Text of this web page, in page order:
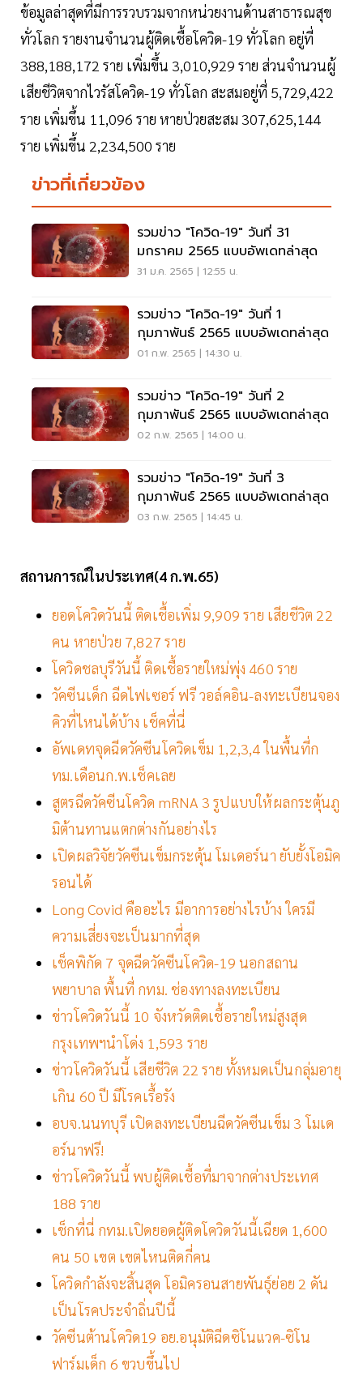
ข้อมูลล่าสุดที่มีการรวบรวมจากหน่วยงานด้านสาธารณสุข
ทั่วโลก รายงานจำนวนผู้ติดเชื้อโควิด-19 ทั่วโลก อยู่ที่
388,188,172 ราย เพิ่มขึ้น 3,010,929 ราย ส่วนจำนวนผู้
เสียชีวิตจากไวรัสโควิด-19 ทั่วโลก สะสมอยู่ที่ 5,729,422
ราย เพิ่มขึ้น 11,096 ราย หายป่วยสะสม 307,625,144
ราย เพิ่มขึ้น 2,234,500 ราย
ข่าวที่เกี่ยวข้อง
รวมข่าว "โควิด-19" วันที่ 31
มกราคม 2565 แบบอัพเดทล่าสุด
31 ม.ค. 2565 | 12:55 น.
รวมข่าว "โควิด-19" วันที่ 1
กุมภาพันธ์ 2565 แบบอัพเดทล่าสุด
01 ก.พ. 2565 | 14:30 น.
รวมข่าว "โควิด-19" วันที่ 2
กุมภาพันธ์ 2565 แบบอัพเดทล่าสุด
02 ก.พ. 2565 | 14:00 น.
รวมข่าว "โควิด-19" วันที่ 3
กุมภาพันธ์ 2565 แบบอัพเดทล่าสุด
03 ก.พ. 2565 | 14:45 น.
สถานการณ์ในประเทศ(4 ก.พ.65)
ยอดโควิดวันนี้ ติดเชื้อเพิ่ม 9,909 ราย เสียชีวิต 22
คน หายป่วย 7,827 ราย
โควิดชลบุรีวันนี้ ติดเชื้อรายใหม่พุ่ง 460 ราย
วัคซีนเด็ก ฉีดไฟเซอร์ ฟรี วอล์คอิน-ลงทะเบียนจอง
คิวที่ไหนได้บ้าง เช็คที่นี่
อัพเดทจุดฉีดวัคซีนโควิดเข็ม 1,2,3,4 ในพื้นที่ก
ทม.เดือนก.พ.เช็คเลย
สูตรฉีดวัคซีนโควิด mRNA 3 รูปแบบให้ผลกระตุ้นภู
มิต้านทานแตกต่างกันอย่างไร
เปิดผลวิจัยวัคซีนเข็มกระตุ้น โมเดอร์นา ยับยั้งโอมิค
รอนได้
Long Covid คืออะไร มีอาการอย่างไรบ้าง ใครมี
ความเสี่ยงจะเป็นมากที่สุด
เช็คพิกัด 7 จุดฉีดวัคซีนโควิด-19 นอกสถาน
พยาบาล พื้นที่ กทม. ช่องทางลงทะเบียน
ข่าวโควิดวันนี้ 10 จังหวัดติดเชื้อรายใหม่สูงสุด
กรุงเทพฯนำโด่ง 1,593 ราย
ข่าวโควิดวันนี้ เสียชีวิต 22 ราย ทั้งหมดเป็นกลุ่มอายุ
เกิน 60 ปี มีโรคเรื้อรัง
อบจ.นนทบุรี เปิดลงทะเบียนฉีดวัคซีนเข็ม 3 โมเด
อร์นาฟรี!
ข่าวโควิดวันนี้ พบผู้ติดเชื้อที่มาจากต่างประเทศ
188 ราย
เช็กที่นี่ กทม.เปิดยอดผู้ติดโควิดวันนี้เฉียด 1,600
คน 50 เขต เขตไหนติดกี่คน
โควิดกำลังจะสิ้นสุด โอมิครอนสายพันธุ์ย่อย 2 ดัน
เป็นโรคประจำถิ่นปีนี้
วัคซีนต้านโควิด19 อย.อนุมัติฉีดซิโนแวค-ซิโน
ฟาร์มเด็ก 6 ขวบขึ้นไป